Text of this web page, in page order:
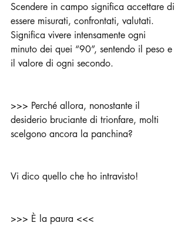
Scendere in campo significa accettare di
essere misurati, confrontati, valutati.
Significa vivere intensamente ogni
minuto dei quei “90”, sentendo il peso e
il valore di ogni secondo.
>>> Perché allora, nonostante il
desiderio bruciante di trionfare, molti
scelgono ancora la panchina?
Vi dico quello che ho intravisto!
>>> È la paura <<<